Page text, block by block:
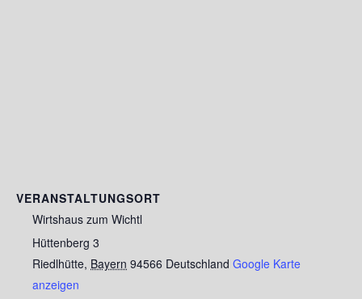
VERANSTALTUNGSORT
Wirtshaus zum Wichtl
Hüttenberg 3
Riedlhütte, Bayern 94566 Deutschland Google Karte
anzeigen